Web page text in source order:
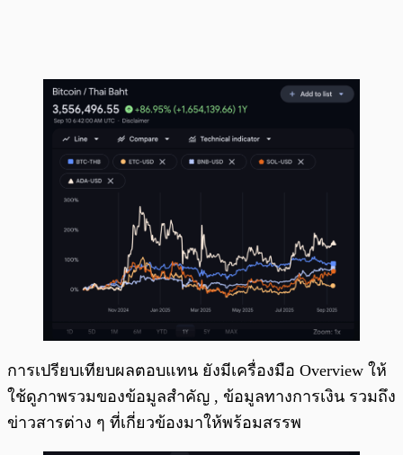
การเปรียบเทียบผลตอบแทน ยังมีเครื่องมือ Overview ให้
ใช้ดูภาพรวมของข้อมูลสำคัญ , ข้อมูลทางการเงิน รวมถึง
ข่าวสารต่าง ๆ ที่เกี่ยวข้องมาให้พร้อมสรรพ